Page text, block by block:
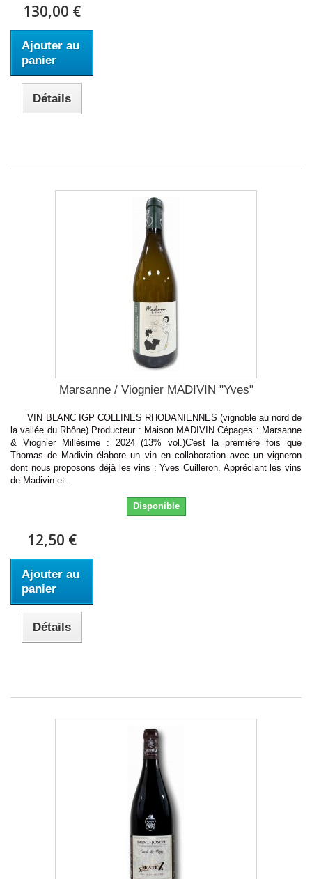
130,00 €
Ajouter au
panier
Détails
Marsanne / Viognier MADIVIN "Yves"
VIN BLANC IGP COLLINES RHODANIENNES (vignoble au nord de
la vallée du Rhône) Producteur : Maison MADIVIN Cépages : Marsanne
& Viognier Millésime : 2024 (13% vol.)C'est la première fois que
Thomas de Madivin élabore un vin en collaboration avec un vigneron
dont nous proposons déjà les vins : Yves Cuilleron. Appréciant les vins
de Madivin et...
Disponible
12,50 €
Ajouter au
panier
Détails